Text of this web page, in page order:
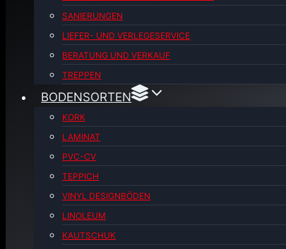
SANIERUNGEN
LIEFER- UND VERLEGESERVICE
BERATUNG UND VERKAUF
TREPPEN
BODENSORTEN
KORK
LAMINAT
PVC-CV
TEPPICH
VINYL DESIGNBÖDEN
LINOLEUM
KAUTSCHUK